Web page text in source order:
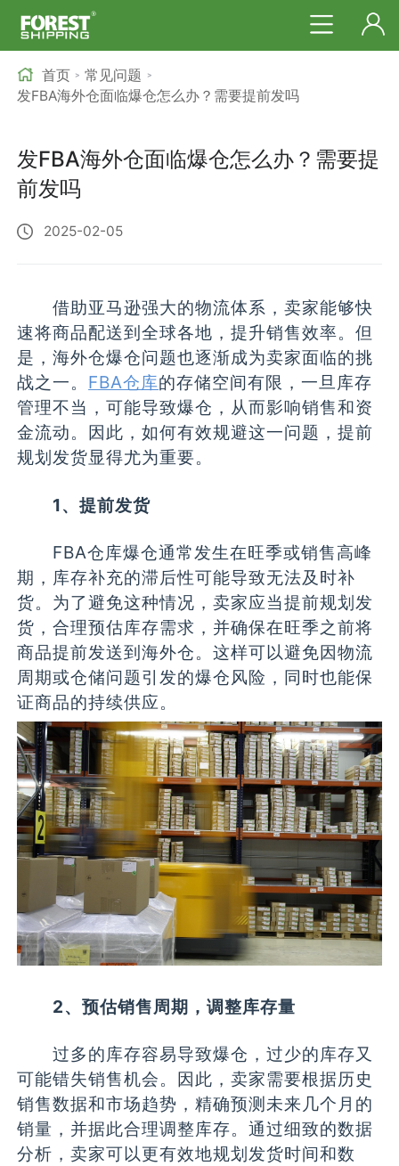
首页 > 常见问题 >
发FBA海外仓面临爆仓怎么办？需要提前发吗
发FBA海外仓面临爆仓怎么办？需要提
前发吗
2025-02-05
借助亚马逊强大的物流体系，卖家能够快
速将商品配送到全球各地，提升销售效率。但
是，海外仓爆仓问题也逐渐成为卖家面临的挑
战之一。 FBA仓库的存储空间有限，一旦库存
管理不当，可能导致爆仓，从而影响销售和资
金流动。因此，如何有效规避这一问题，提前
规划发货显得尤为重要。
1、提前发货
FBA仓库爆仓通常发生在旺季或销售高峰
期，库存补充的滞后性可能导致无法及时补
货。为了避免这种情况，卖家应当提前规划发
货，合理预估库存需求，并确保在旺季之前将
商品提前发送到海外仓。这样可以避免因物流
周期或仓储问题引发的爆仓风险，同时也能保
证商品的持续供应。
2、预估销售周期，调整库存量
过多的库存容易导致爆仓，过少的库存又
可能错失销售机会。因此，卖家需要根据历史
销售数据和市场趋势，精确预测未来几个月的
销量，并据此合理调整库存。通过细致的数据
分析，卖家可以更有效地规划发货时间和数